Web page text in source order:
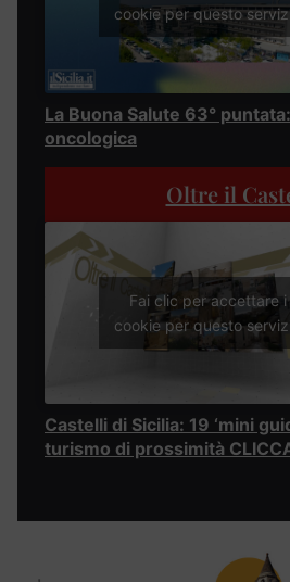
cookie per questo
La Buona Salute 63°
oncologica
Oltre il
Fai clic per accettare i
cookie per questo
Castelli di Sicilia: 19 ‘mini
turismo di prossimità